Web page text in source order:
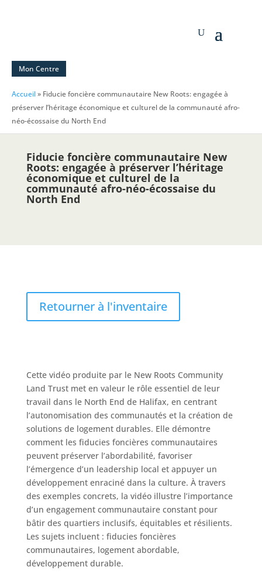
Mon Centre
Accueil» Fiducie foncière communautaire New Roots: engagée à
préserver l’héritage économique et culturel de la communauté afro-
néo-écossaise du North End
Fiducie foncière communautaire New
Roots: engagée à préserver l’héritage
économique et culturel de la
communauté afro-néo-écossaise du
North End
Retourner à l'inventaire
Cette vidéo produite par le New Roots Community
Land Trust met en valeur le rôle essentiel de leur
travail dans le North End de Halifax, en centrant
l’autonomisation des communautés et la création de
solutions de logement durables. Elle démontre
comment les fiducies foncières communautaires
peuvent préserver l’abordabilité, favoriser
l’émergence d’un leadership local et appuyer un
développement enraciné dans la culture. À travers
des exemples concrets, la vidéo illustre l’importance
d’un engagement communautaire constant pour
bâtir des quartiers inclusifs, équitables et résilients.
Les sujets incluent : fiducies foncières
communautaires, logement abordable,
développement durable.